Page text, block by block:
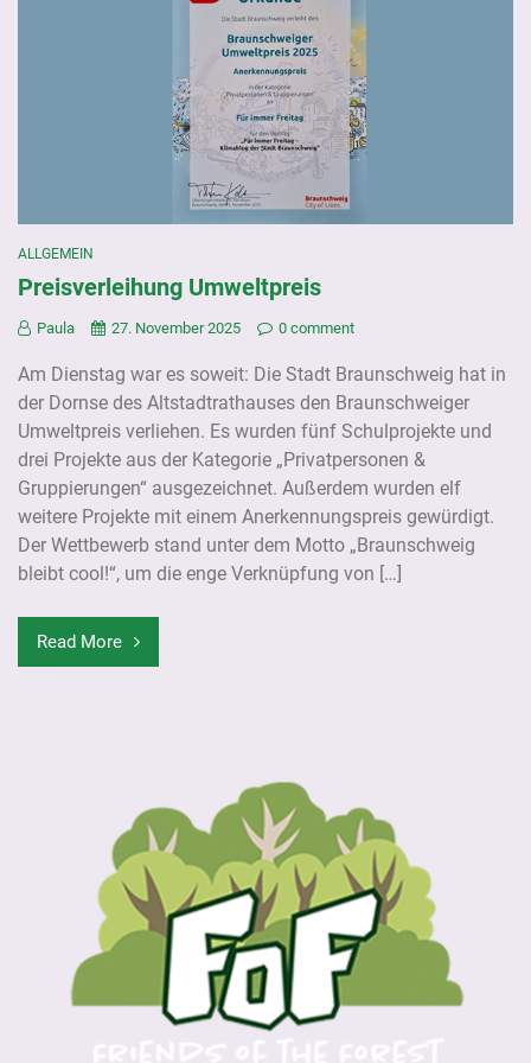
ALLGEMEIN
Preisverleihung Umweltpreis
Paula 27. November 2025 0 comment
Am Dienstag war es soweit: Die Stadt Braunschweig hat in
der Dornse des Altstadtrathauses den Braunschweiger
Umweltpreis verliehen. Es wurden fünf Schulprojekte und
drei Projekte aus der Kategorie „Privatpersonen &
Gruppierungen“ ausgezeichnet. Außerdem wurden elf
weitere Projekte mit einem Anerkennungspreis gewürdigt.
Der Wettbewerb stand unter dem Motto „Braunschweig
bleibt cool!“, um die enge Verknüpfung von […]
Read More